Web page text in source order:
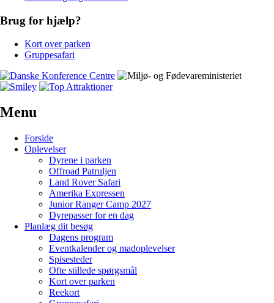
Brug for hjælp?
Kort over parken
Gruppesafari
Menu
Forside
Oplevelser
Dyrene i parken
Offroad Patruljen
Land Rover Safari
Amerika Expressen
Junior Ranger Camp 2027
Dyrepasser for en dag
Planlæg dit besøg
Dagens program
Eventkalender og madoplevelser
Spisesteder
Ofte stillede spørgsmål
Kort over parken
Reekort